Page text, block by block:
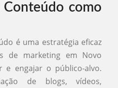
como
é uma estratégia eficaz
de marketing em Novo
e engajar o público-alvo.
de blogs, vídeos,